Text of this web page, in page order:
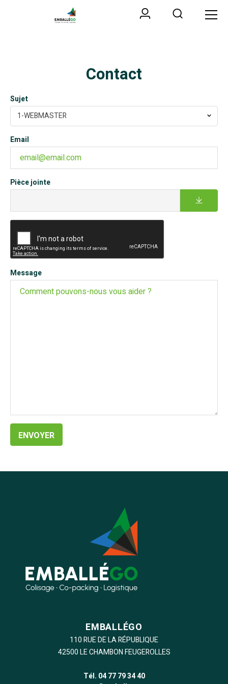
Contact
Sujet
1-WEBMASTER
Email
Pièce jointe
Message
EMBALLÉGO
110 RUE DE LA RÉPUBLIQUE
42500 LE CHAMBON FEUGEROLLES
Tél. 04 77 79 34 40